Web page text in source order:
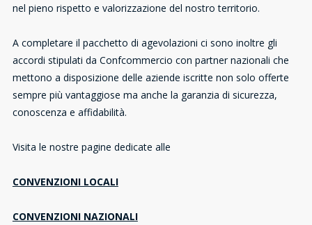
nel pieno rispetto e valorizzazione del nostro territorio.
A completare il pacchetto di agevolazioni ci sono inoltre gli
accordi stipulati da Confcommercio con partner nazionali che
mettono a disposizione delle aziende iscritte non solo offerte
sempre più vantaggiose ma anche la garanzia di sicurezza,
conoscenza e affidabilità.
Visita le nostre pagine dedicate alle
CONVENZIONI LOCALI
CONVENZIONI NAZIONALI